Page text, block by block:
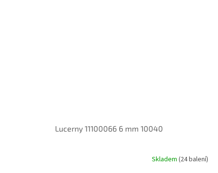
Lucerny 11100066 6 mm 10040
Skladem (24 balení)